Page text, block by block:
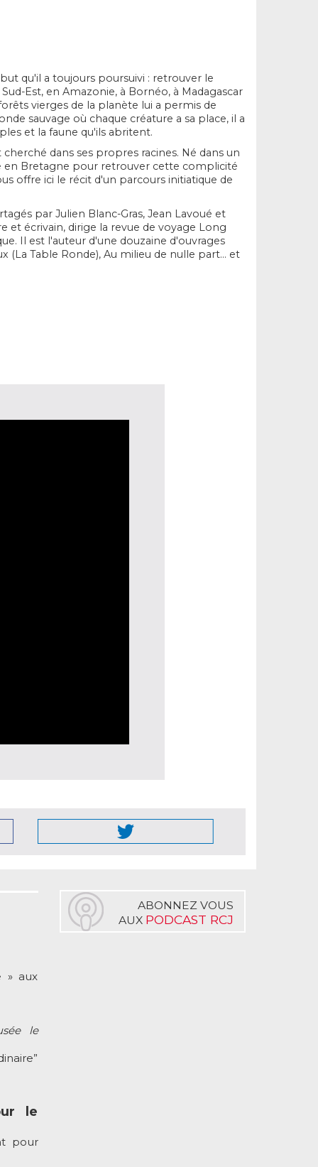
qu'il a toujours poursuivi : retrouver le
Est, en Amazonie, à Bornéo, à Madagascar
vierges de la planète lui a permis de
sauvage où chaque créature a sa place, il a
et la faune qu'ils abritent.
dans ses propres racines. Né dans un
en Bretagne pour retrouver cette complicité
offre ici le récit d'un parcours initiatique de
par Julien Blanc-Gras, Jean Lavoué et
et écrivain, dirige la revue de voyage Long
Il est l'auteur d'une douzaine d'ouvrages
(La Table Ronde), Au milieu de nulle part... et
» aux
le
le
pour
ABONNEZ VOUS
AUX PODCAST RCJ